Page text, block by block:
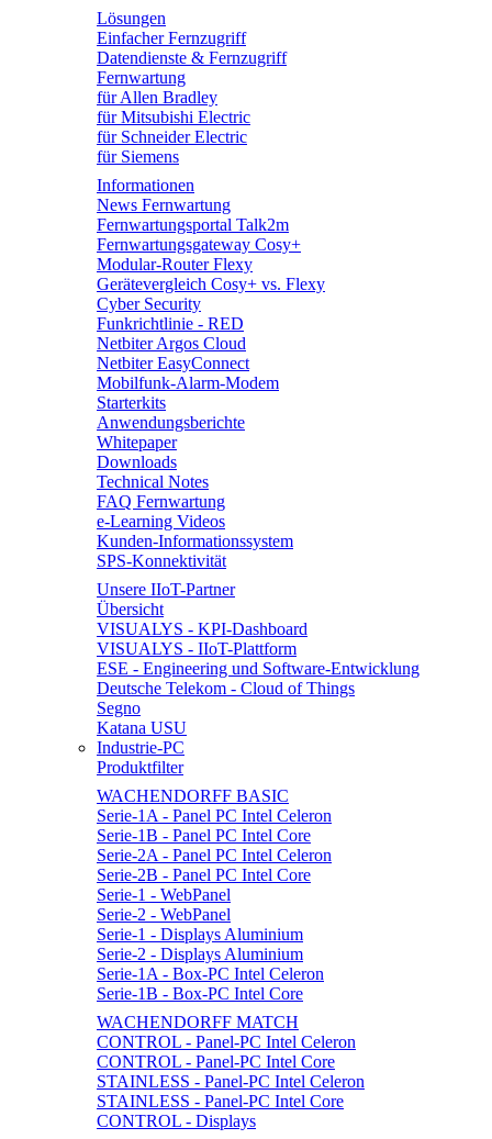
Lösungen
Einfacher Fernzugriff
Datendienste & Fernzugriff
Fernwartung
für Allen Bradley
für Mitsubishi Electric
für Schneider Electric
für Siemens
Informationen
News Fernwartung
Fernwartungsportal Talk2m
Fernwartungsgateway Cosy+
Modular-Router Flexy
Gerätevergleich Cosy+ vs. Flexy
Cyber Security
Funkrichtlinie - RED
Netbiter Argos Cloud
Netbiter EasyConnect
Mobilfunk-Alarm-Modem
Starterkits
Anwendungsberichte
Whitepaper
Downloads
Technical Notes
FAQ Fernwartung
e-Learning Videos
Kunden-Informationssystem
SPS-Konnektivität
Unsere IIoT-Partner
Übersicht
VISUALYS - KPI-Dashboard
VISUALYS - IIoT-Plattform
ESE - Engineering und Software-Entwicklung
Deutsche Telekom - Cloud of Things
Segno
Katana USU
Industrie-PC
Produktfilter
WACHENDORFF BASIC
Serie-1A - Panel PC Intel Celeron
Serie-1B - Panel PC Intel Core
Serie-2A - Panel PC Intel Celeron
Serie-2B - Panel PC Intel Core
Serie-1 - WebPanel
Serie-2 - WebPanel
Serie-1 - Displays Aluminium
Serie-2 - Displays Aluminium
Serie-1A - Box-PC Intel Celeron
Serie-1B - Box-PC Intel Core
WACHENDORFF MATCH
CONTROL - Panel-PC Intel Celeron
CONTROL - Panel-PC Intel Core
STAINLESS - Panel-PC Intel Celeron
STAINLESS - Panel-PC Intel Core
CONTROL - Displays